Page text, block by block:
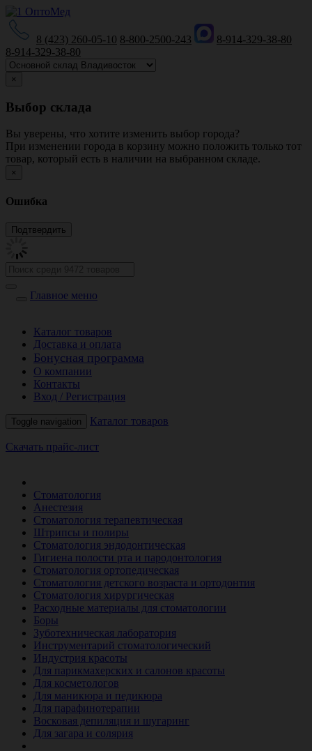
8 (423) 260-05-10 8-800-2500-243
8-914-329-38-80
8-914-329-38-80
×
Выбор склада
Вы уверены, что хотите изменить выбор города?
При изменении города в корзину можно положить только тот
товар, который есть в наличии на выбранном складе.
×
Ошибка
Главное меню
Каталог товаров
Доставка и оплата
Бонусная программа
О компании
Контакты
Вход / Регистрация
Toggle navigation Каталог товаров
Скачать прайс-лист
Стоматология
Анестезия
Стоматология терапевтическая
Штрипсы и полиры
Стоматология эндодонтическая
Гигиена полости рта и пародонтология
Стоматология ортопедическая
Стоматология детского возраста и ортодонтия
Стоматология хирургическая
Расходные материалы для стоматологии
Боры
Зуботехническая лаборатория
Инструментарий стоматологический
Индустрия красоты
Для парикмахерских и салонов красоты
Для косметологов
Для маникюра и педикюра
Для парафинотерапии
Восковая депиляция и шугаринг
Для загара и солярия